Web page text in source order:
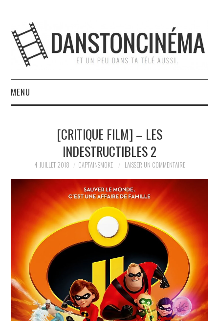
MENU
L’ÉQUIPE
NOUS SOUTENIR
CONTACT
[CRITIQUE FILM] – LES
INDESTRUCTIBLES 2
4 JUILLET 2018 CAPTAINSMOKE LAISSER UN COMMENTAIRE